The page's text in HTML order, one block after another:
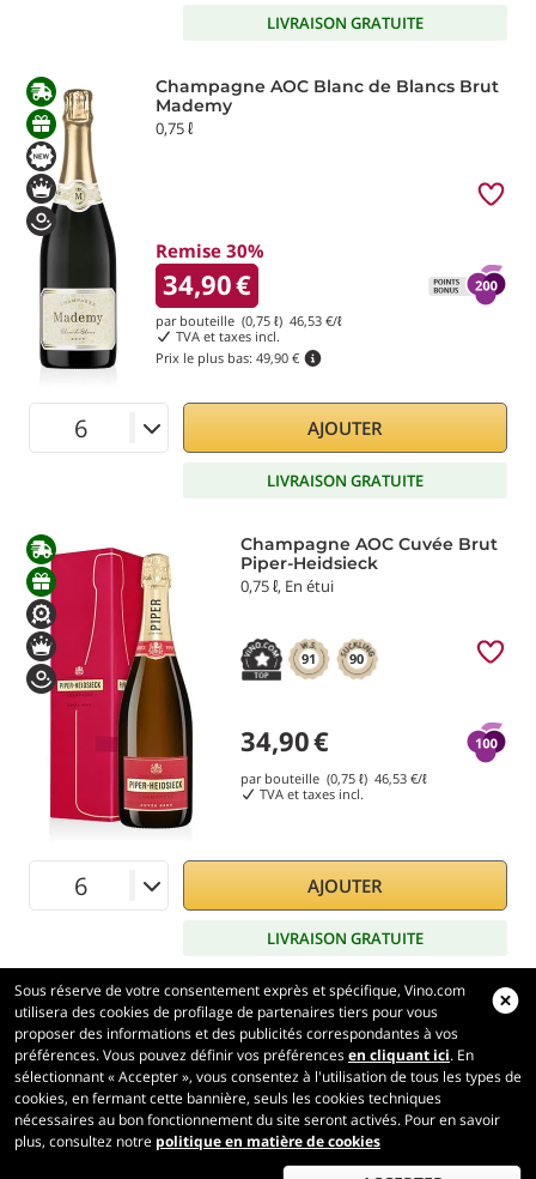
LIVRAISON GRATUITE
Champagne AOC Blanc de Blancs Brut
Mademy
0,75 ℓ
Remise 30%
34,90€
par bouteille (0,75 ℓ) 46,53 €/ℓ
TVA et taxes incl.
Prix le plus bas: 49,90 €
AJOUTER
LIVRAISON GRATUITE
Champagne AOC Cuvée Brut
Piper-Heidsieck
0,75 ℓ, En étui
91 90
34,90€
par bouteille (0,75 ℓ) 46,53€/ℓ
TVA et taxes incl.
AJOUTER
LIVRAISON GRATUITE
Sous réserve de votre consentement exprès et spécifique, Vino.com
utilisera des cookies de profilage de partenaires tiers pour vous
proposer des informations et des publicités correspondantes à vos
préférences. Vous pouvez définir vos préférencesen cliquant ici. En
sélectionnant « Accepter », vous consentez à l'utilisation de tous les types de
cookies, en fermant cette bannière, seuls les cookies techniques
nécessaires au bon fonctionnement du site seront activés. Pour en savoir
plus, consultez notre politique en matière de cookies
Vino.com
Made with
in Tuscany
Page traitée en 214 ms
production-front-1Copyright © 2026 VINO.COM 3ND S.r.l.
P.IVA IT06031960484 REA FI 594577 Cap. Soc. 345.772,16 € i.v.